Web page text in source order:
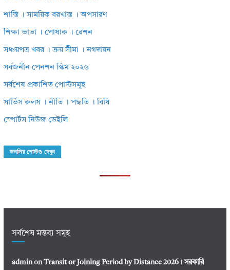
শাস্তি । সাময়িক বরখাস্ত । অপসারণ
শিক্ষা ভাতা । পোষাক । রেশন
সঞ্চয়পত্র খবর । ক্রয় সীমা । নগদায়ন
সর্বজনীন পেনশন স্কিম ২০২৬
সর্বশেষ প্রকাশিত পোস্টসমূহ
সার্ভিস রুলস । নীতি । পদ্ধতি । বিধি
স্পোর্টস নিউজ ডেইলি
জনপ্রিয় পোস্টগু দেখুন
সর্বশেষ মন্তব্য সমূহ
adminonTransit or Joining Period by Distance 2026। সরকারি